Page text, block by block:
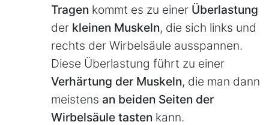
Tragen kommt es zu einer Überlastung
der kleinen Muskeln, die sich links und
rechts der Wirbelsäule ausspannen.
Diese Überlastung führt zu einer
Verhärtung der Muskeln, die man dann
meistens an beiden Seiten der
Wirbelsäule tasten kann.